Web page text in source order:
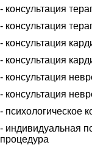
- консультация
- консультация
- консультация
- консультация
- консультация
- консультация
- психологическое
- индивидуальная
процедура